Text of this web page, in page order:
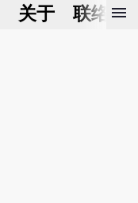
关于 联络我
menu